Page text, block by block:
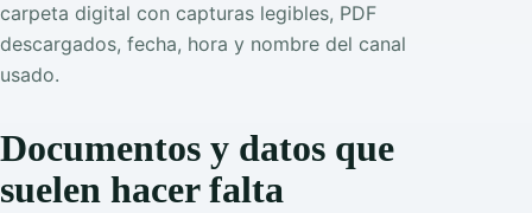
carpeta digital con capturas legibles, PDF
descargados, fecha, hora y nombre del canal
usado.
Documentos y datos que
suelen hacer falta